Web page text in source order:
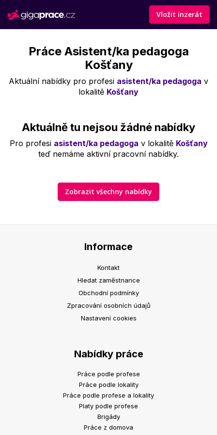
Vložit inzerát
Práce Asistent/ka pedagoga
Košťany
Aktuální nabídky pro profesi asistent/ka pedagoga v
lokalitě Košťany
Aktuálně tu nejsou žádné nabídky
Pro profesi asistent/ka pedagoga v lokalitě Košťany
teď nemáme aktivní pracovní nabídky.
Zobrazit všechny nabídky
Informace
Kontakt
Hledat zaměstnance
Obchodní podmínky
Zpracování osobních údajů
Nastavení cookies
Nabídky práce
Práce podle profese
Práce podle lokality
Práce podle profese a lokality
Platy podle profese
Brigády
Práce z domova